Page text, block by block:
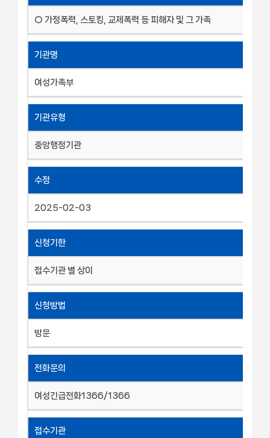
○ 가정폭력, 스토킹, 교제폭력 등 피해자 및 그 가족
기관명
여성가족부
기관유형
중앙행정기관
수정
2025-02-03
신청기한
접수기관 별 상이
신청방법
방문
전화문의
여성긴급전화1366/1366
접수기관